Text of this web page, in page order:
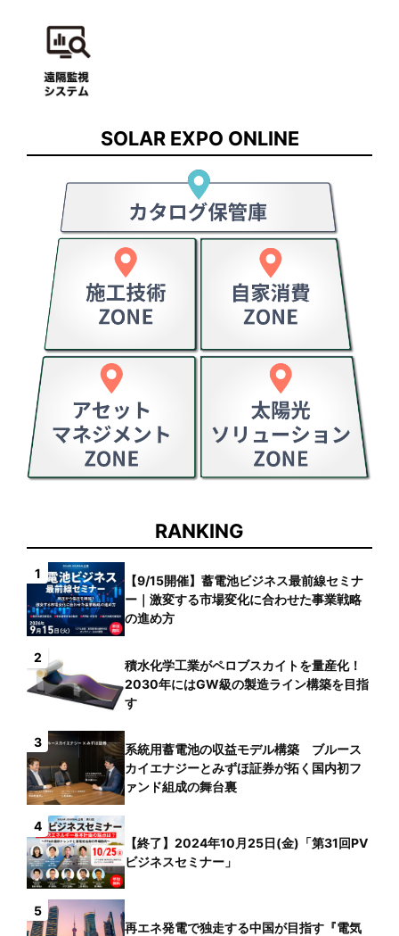
SOLAR EXPO ONLINE
RANKING
1
【9/15開催】蓄電池ビジネス最前線セミナ
ー｜激変する市場変化に合わせた事業戦略
の進め方
2
積水化学工業がペロブスカイトを量産化！
2030年にはGW級の製造ライン構築を目指
す
3
系統用蓄電池の収益モデル構築 ブルース
カイエナジーとみずほ証券が拓く国内初フ
ァンド組成の舞台裏
4
【終了】2024年10月25日(金)「第31回PV
ビジネスセミナー」
5
再エネ発電で独走する中国が目指す『電気